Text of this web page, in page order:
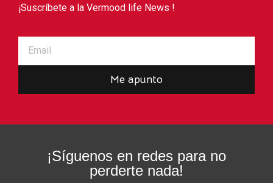
¡Suscríbete a la Vermood life News !
Me apunto
¡Síguenos en redes para no
perderte nada!